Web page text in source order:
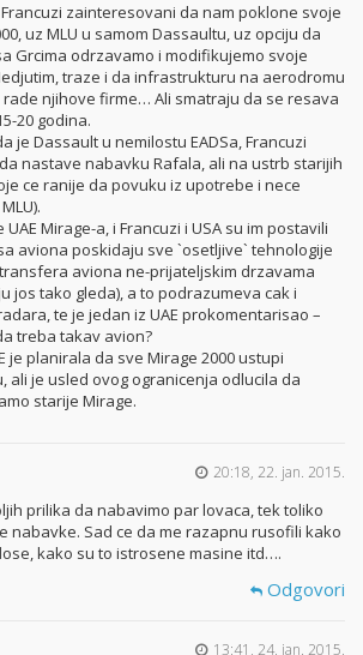
zainteresovani da nam poklone svoje
uz MLU u samom Dassaultu, uz opciju da
Grcima odrzavamo i modifikujemo svoje
traze i da infrastrukturu na aerodromu
njihove firme… Ali smatraju da se resava
20 godina.
je Dassault u nemilostu EADSa, Francuzi
nastave nabavku Rafala, ali na ustrb starijih
ce ranije da povuku iz upotrebe i nece
UAE Mirage-a, i Francuzi i USA su im postavili
aviona poskidaju sve `osetljive` tehnologije
aviona ne-prijateljskim drzavama
jos tako gleda), a to podrazumeva cak i
te je jedan iz UAE prokomentarisao –
treba takav avion?
je planirala da sve Mirage 2000 ustupi
ali je usled ovog ogranicenja odlucila da
starije Mirage.
20:18, 22. jan. 2015.
prilika da nabavimo par lovaca, tek toliko
nabavke. Sad ce da me razapnu rusofili kako
kako su to istrosene masine itd….
Odgovori
13:41, 24. jan. 2015.